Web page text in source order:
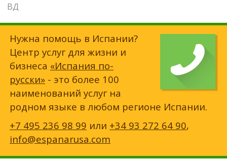
ВД
Нужна помощь в Испании?
Центр услуг для жизни и
бизнеса «Испания по-
русски» - это более 100
наименований услуг на
родном языке в любом регионе Испании.
+7 495 236 98 99 или +34 93 272 64 90,
info@espanarusa.com